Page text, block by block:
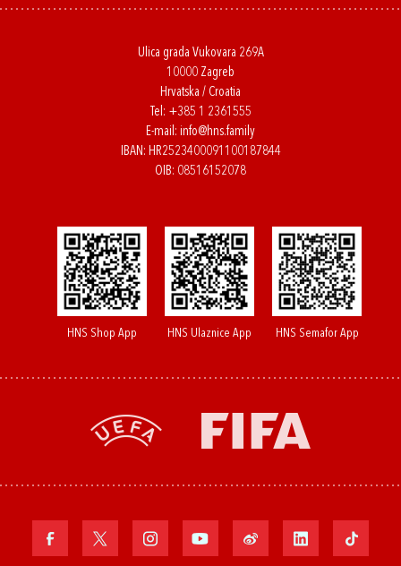
Ulica grada Vukovara 269A
10000 Zagreb
Hrvatska / Croatia
Tel: +385 1 2361555
E-mail: info@hns.family
IBAN: HR2523400091100187844
OIB: 08516152078
HNS Shop App HNS Ulaznice App HNS Semafor App